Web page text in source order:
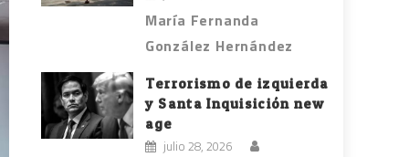
María Fernanda
González Hernández
Terrorismo de izquierda
y Santa Inquisición new
age
julio 28, 2026